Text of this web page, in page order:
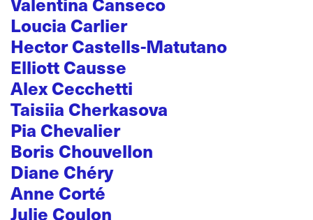
Loucia Carlier
Hector Castells-Matutano
Elliott Causse
Alex Cecchetti
Taisiia Cherkasova
Pia Chevalier
Boris Chouvellon
Diane Chéry
Anne Corté
Julie Coulon